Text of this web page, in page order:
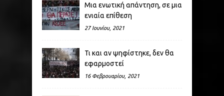
Μια ενωτική απάντηση, σε μια
ενιαία επίθεση
27 Ιουνίου, 2021
Τι και αν ψηφίστηκε, δεν θα
εφαρμοστεί
16 Φεβρουαρίου, 2021